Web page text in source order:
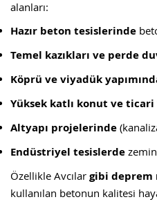
alanları:
Hazır beton tesislerinde
Temel kazıkları ve perde
Köprü ve viyadük
Yüksek katlı konut ve
Altyapı projelerinde
Endüstriyel tesislerde
Özellikle Avcılar gibi deprem
kullanılan betonun kalitesi